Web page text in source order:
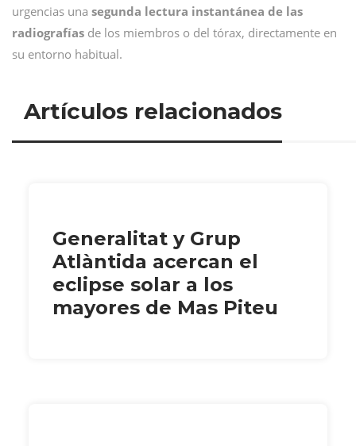
urgencias una segunda lectura instantánea de las
radiografías de los miembros o del tórax, directamente en
su entorno habitual.
Artículos relacionados
Generalitat y Grup
Atlàntida acercan el
eclipse solar a los
mayores de Mas Piteu